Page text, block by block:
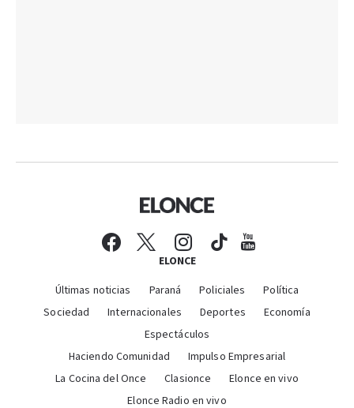
ELONCE
Últimas noticias Paraná Policiales
Política
Sociedad
Internacionales Deportes
Economía
Espectáculos
Haciendo Comunidad
Impulso Empresarial
La Cocina del Once
Clasionce
Elonce en vivo
Elonce Radio en vivo